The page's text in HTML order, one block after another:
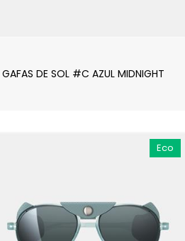
GAFAS DE SOL #C AZUL MIDNIGHT
Eco